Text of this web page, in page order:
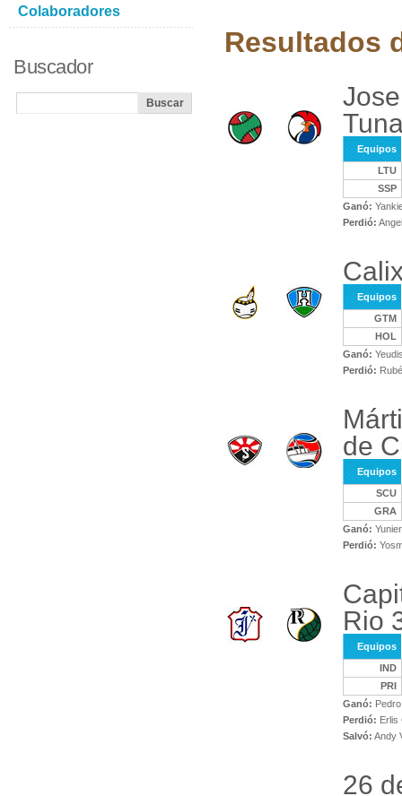
Resultados
Equipos
LTU
SSP
Ganó:
Perdió:
Equipos
GTM
HOL
Ganó:
Perdió:
de
Equipos
SCU
GRA
Ganó:
Perdió:
Rio
Equipos
IND
PRI
Ganó:
Perdió: Erlis
Salvó: Andy
26
Colaboradores
Buscador